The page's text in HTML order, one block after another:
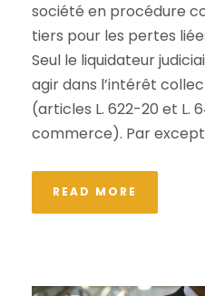
société en procédure
tiers pour les pertes
Seul le liquidateur
agir dans l’intérêt
(articles L. 622-20 et L.
commerce). Par
READ MORE